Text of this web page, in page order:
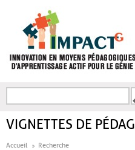
FORMULAIRE DE
VIGNETTES DE
Accueil Recherche